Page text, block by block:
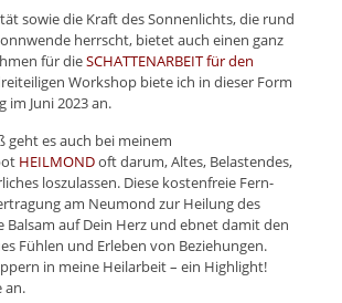
sowie die Kraft des Sonnenlichts, die rund
herrscht, bietet auch einen ganz
für dieSCHATTENARBEIT für den
Workshop biete ich in dieser Form
im Juni 2023 an.
geht es auch bei meinem
HEILMONDoft darum, Altes, Belastendes,
loszulassen. Diese kostenfreie Fern-
am Neumond zur Heilung des
Balsam auf Dein Herz und ebnet damit den
Fühlen und Erleben von Beziehungen.
in meine Heilarbeit – ein Highlight!
an.